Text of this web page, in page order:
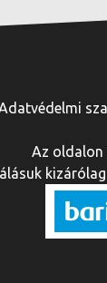
Az oldalon